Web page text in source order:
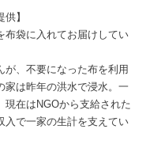
】
布袋に入れてお届けしてい
、不要になった布を利用
家は昨年の洪水で浸水。一
現在はNGOから支給された
入で一家の生計を支えてい